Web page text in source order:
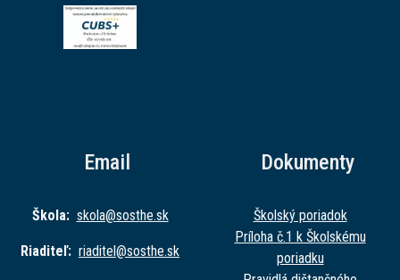
Email
Škola: skola@sosthe.sk
Riaditeľ: riaditel@sosthe.sk
Dokumenty
Školský poriadok
Príloha č.1 k Školskému
poriadku